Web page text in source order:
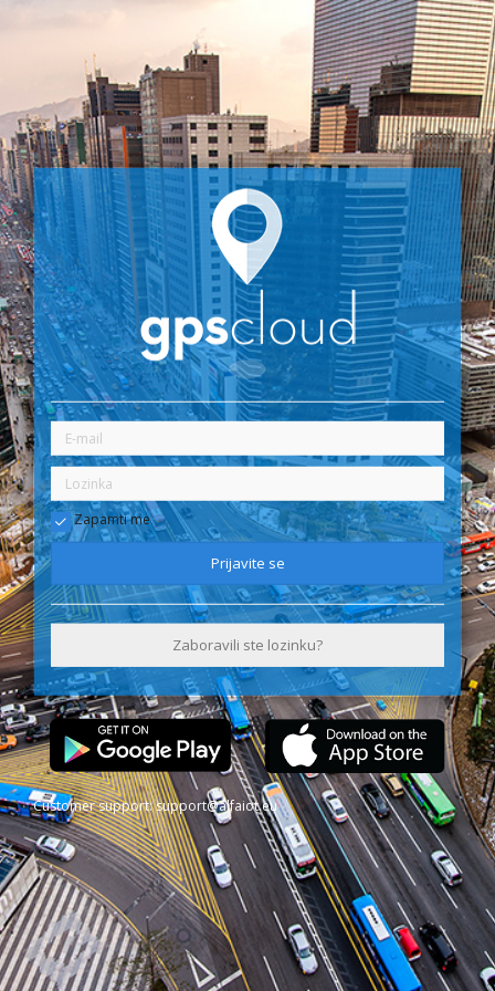
Zapamti me
Prijavite se
Zaboravili ste lozinku?
Customer support:support@alfaiot.eu